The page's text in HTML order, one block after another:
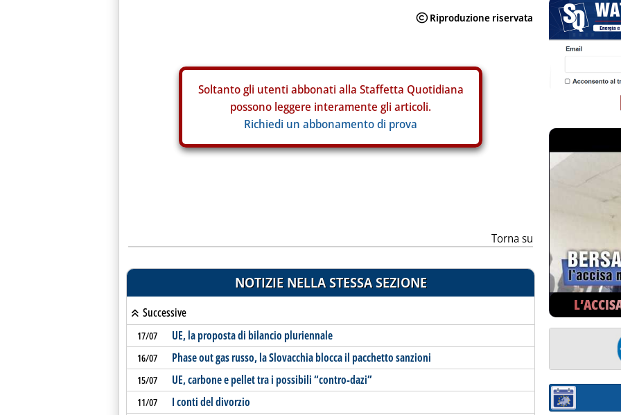
Soltanto gli utenti abbonati alla Staffetta Quotidiana
possono leggere interamente gli articoli.
Richiedi un abbonamento di prova
Torna su
NOTIZIE NELLA STESSA SEZIONE
Successive
17/07 UE, la proposta di bilancio pluriennale
16/07 Phase out gas russo, la Slovacchia blocca il pacchetto sanzioni
15/07 UE, carbone e pellet tra i possibili “contro-dazi”
11/07 I conti del divorzio Sezione: